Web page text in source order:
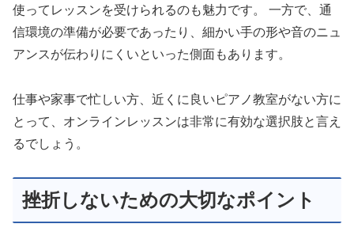
使ってレッスンを受けられるのも魅力です。 一方で、通
信環境の準備が必要であったり、細かい手の形や音のニュ
アンスが伝わりにくいといった側面もあります。
仕事や家事で忙しい方、近くに良いピアノ教室がない方に
とって、オンラインレッスンは非常に有効な選択肢と言え
るでしょう。
挫折しないための大切なポイント